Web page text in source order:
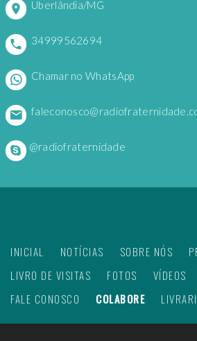
Uberlândia/MG
34999562694
Chamar no WhatsApp
@radiofraternidade
INICIAL NOTÍCIAS SOBRE NÓS
LIVRO DE VISITAS
FOTOS VÍDEOS
FALE CONOSCO
COLABORE